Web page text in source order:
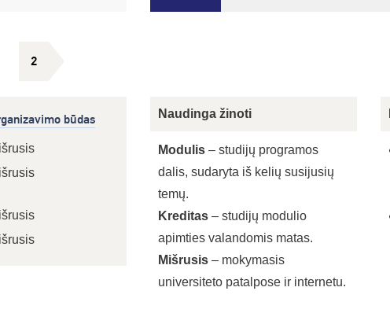
2
būdas Naudinga žinoti
Modulis – studijų programos
dalis, sudaryta iš kelių susijusių
temų.
Kreditas – studijų modulio
apimties valandomis matas.
Mišrusis – mokymasis
universiteto patalpose ir internetu.